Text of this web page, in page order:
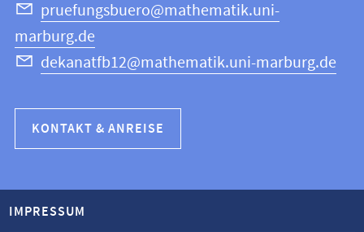
pruefungsbuero@mathematik.uni-
marburg.de
dekanatfb12@mathematik.uni-marburg.de
KONTAKT & ANREISE
IMPRESSUM